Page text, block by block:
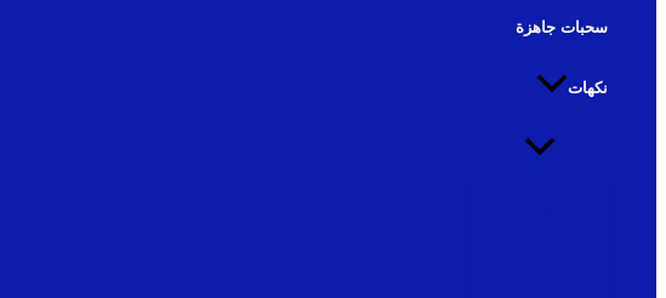
سحبات جاهزة
نكهات